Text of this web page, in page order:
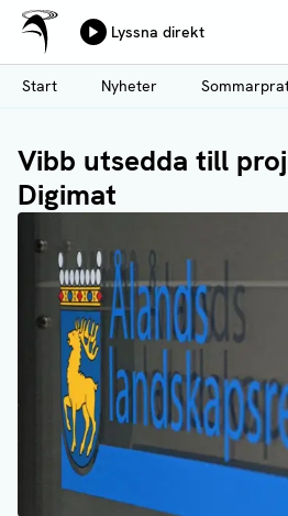
Hoppa
till
huvudinnehåll
Ålands Radio & TV
Lyssna direkt
Start
Nyheter
Vibb utsedda till
Digimat